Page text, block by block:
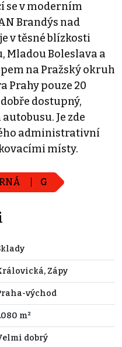
se v moderním
Brandýs nad
v těsné blízkosti
Mladou Boleslava a
na Pražský okruh
Prahy pouze 20
dostupný,
Je zde
administrativní
místy.
G
Zápy
východ
m²
dobrý